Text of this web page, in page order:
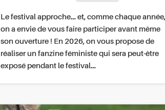
Le festival approche… et, comme chaque année,
on a envie de vous faire participer avant même
son ouverture ! En 2026, on vous propose de
réaliser un fanzine féministe qui sera peut-être
exposé pendant le festival…